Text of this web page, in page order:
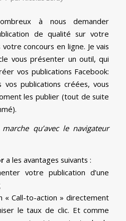
à nous demander
de qualité sur votre
concours en ligne. Je vais
vous présenter un outil, qui
vos publications Facebook:
vos publications créées, vous
les publier (tout de suite
qu’avec le navigateur
a les avantages suivants :
votre publication d’une
« Call-to-action » directement
le taux de clic. Et comme